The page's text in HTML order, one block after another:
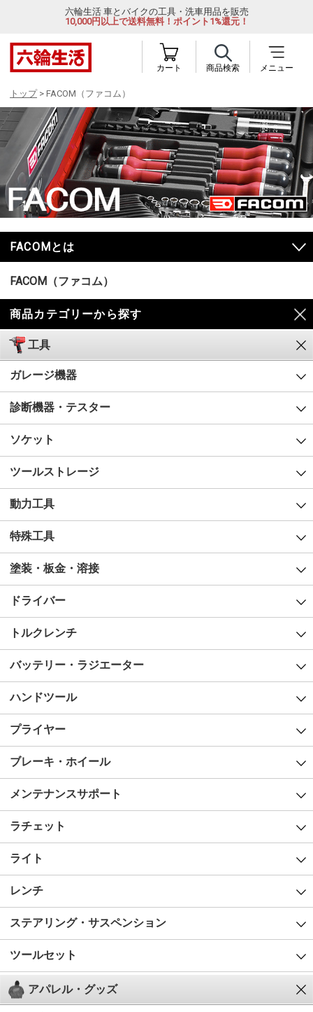
六輪生活 車とバイクの工具・洗車用品を販売
10,000円以上で送料無料！ポイント1%還元！
カート 商品検索 メニュー
トップ> FACOM（ファコム）
FACOMとは
FACOM（ファコム）
商品カテゴリーから探す
工具
ガレージ機器
診断機器・テスター
ソケット
ツールストレージ
動力工具
特殊工具
塗装・板金・溶接
ドライバー
トルクレンチ
バッテリー・ラジエーター
ハンドツール
プライヤー
ブレーキ・ホイール
メンテナンスサポート
ラチェット
ライト
レンチ
ステアリング・サスペンション
ツールセット
アパレル・グッズ